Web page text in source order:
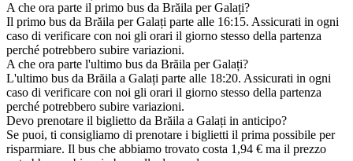
A che ora parte il primo bus da Brăila per Galați?
Il primo bus da Brăila per Galați parte alle 16:15. Assicurati in ogni
caso di verificare con noi gli orari il giorno stesso della partenza
perché potrebbero subire variazioni.
A che ora parte l'ultimo bus da Brăila per Galați?
L'ultimo bus da Brăila a Galați parte alle 18:20. Assicurati in ogni
caso di verificare con noi gli orari il giorno stesso della partenza
perché potrebbero subire variazioni.
Devo prenotare il biglietto da Brăila a Galați in anticipo?
Se puoi, ti consigliamo di prenotare i biglietti il prima possibile per
risparmiare. Il bus che abbiamo trovato costa 1,94 € ma il prezzo